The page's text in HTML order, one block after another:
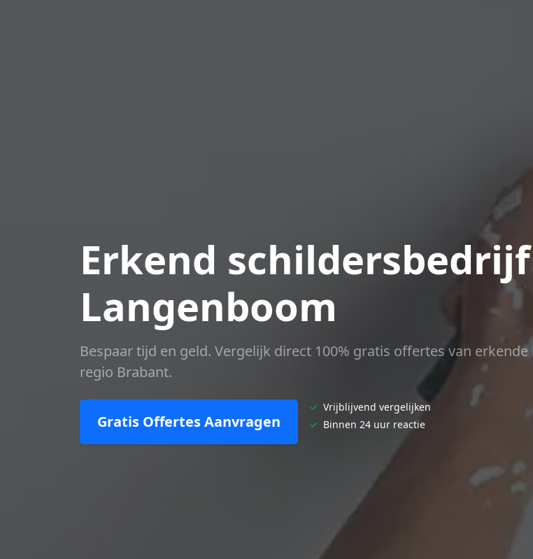
Erkend
Langenboom
Bespaar tijd en geld. Vergelijk direct 100% gratis offertes van
regio Brabant.
Gratis Offertes Aanvragen
✓ Vrijblijvend vergelijken
✓ Binnen 24 uur reactie